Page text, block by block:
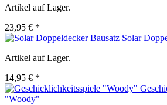
Artikel auf Lager.
23,95 € *
Solar
Artikel auf Lager.
14,95 € *
"Woody"